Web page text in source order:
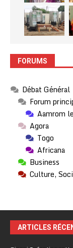
FORUMS
Débat Général
Forum
Aamrom
Agora
Togo
Africana
Business
Culture,
ARTICLES